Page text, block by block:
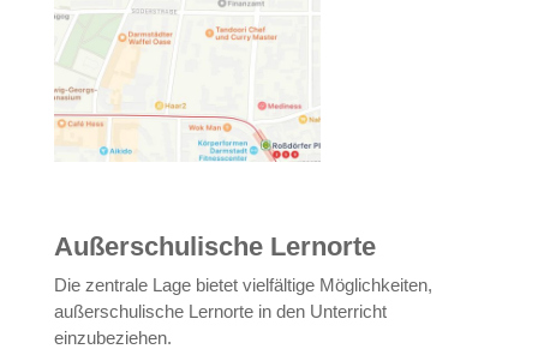
Außerschulische Lernorte
Die zentrale Lage bietet vielfältige Möglichkeiten,
außerschulische Lernorte in den Unterricht
einzubeziehen.